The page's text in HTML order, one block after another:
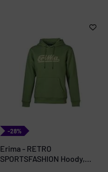
-28%
Erima - RETRO
SPORTSFASHION Hoody,